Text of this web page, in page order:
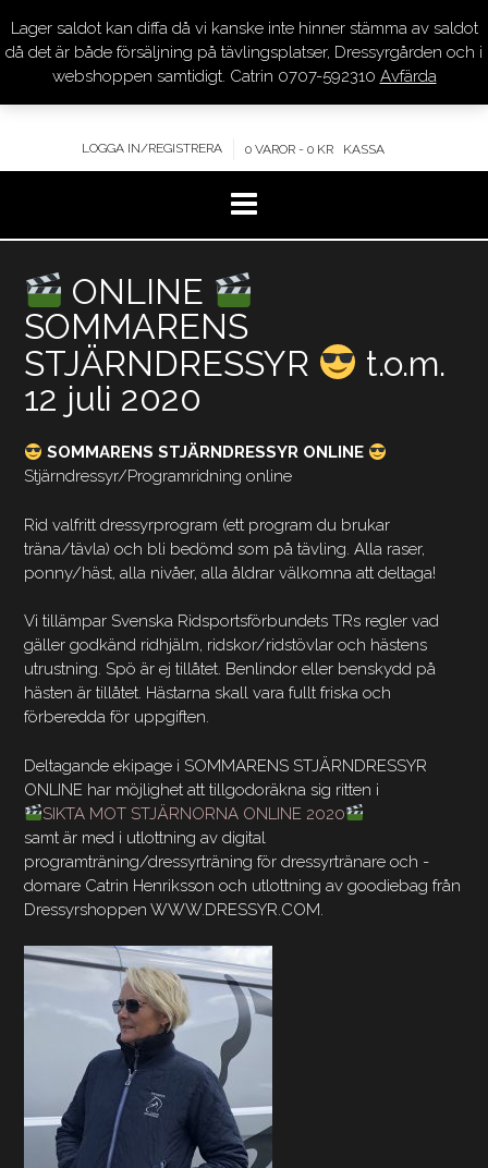
innehåll
DRESSYR.COM
KVALITET – KOMPETENS – SERVICE
LOGGA IN/REGISTRERA 0 VAROR - 0 KR KASSA
ONLINE
SOMMARENS
STJÄRNDRESSYR
t.o.m.
12 juli 2020
SOMMARENS STJÄRNDRESSYR ONLINE
Stjärndressyr/Programridning online
Rid valfritt dressyrprogram (ett program du brukar
träna/tävla) och bli bedömd som på tävling. Alla raser,
ponny/häst, alla nivåer, alla åldrar välkomna att deltaga!
Vi tillämpar Svenska Ridsportsförbundets TRs regler vad
gäller godkänd ridhjälm, ridskor/ridstövlar och hästens
utrustning. Spö är ej tillåtet. Benlindor eller benskydd på
hästen är tillåtet. Hästarna skall vara fullt friska och
förberedda för uppgiften.
Deltagande ekipage i SOMMARENS STJÄRNDRESSYR
ONLINE har möjlighet att tillgodoräkna sig ritten i
SIKTA MOT STJÄRNORNA ONLINE 2020
samt är med i utlottning av digital
programträning/dressyrträning för dressyrtränare och -
domare Catrin Henriksson och utlottning av goodiebag från
Dressyrshoppen WWW.DRESSYR.COM.
Lager saldot kan diffa då vi kanske inte hinner stämma av saldot
då det är både försäljning på tävlingsplatser, Dressyrgården och i
webshoppen samtidigt. Catrin 0707-592310 Avfärda